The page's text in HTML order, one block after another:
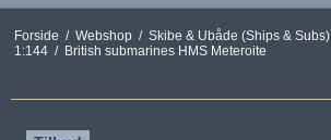
Forside / Webshop / Skibe & Ubåde (Ships & Subs)
1:144 / British submarines HMS Meteroite